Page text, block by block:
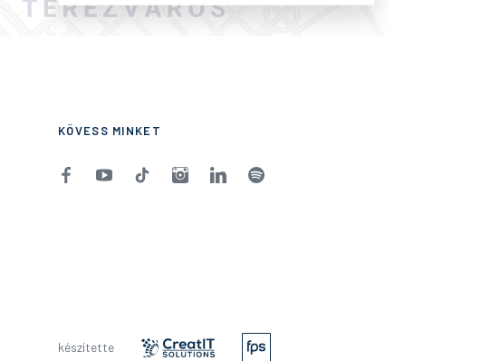
KÖVESS MINKET
készítette